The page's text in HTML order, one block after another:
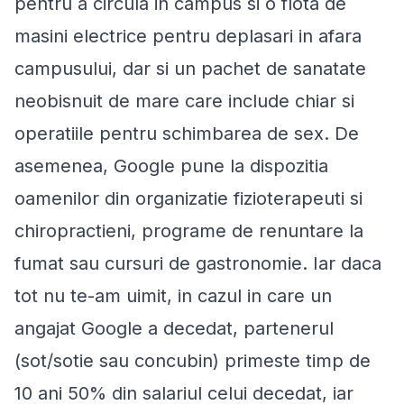
masini electrice pentru deplasari in afara
campusului, dar si un pachet de sanatate
neobisnuit de mare care include chiar si
operatiile pentru schimbarea de sex. De
asemenea, Google pune la dispozitia
oamenilor din organizatie fizioterapeuti si
chiropractieni, programe de renuntare la
fumat sau cursuri de gastronomie. Iar daca
tot nu te-am uimit, in cazul in care un
angajat Google a decedat, partenerul
(sot/sotie sau concubin) primeste timp de
10 ani 50% din salariul celui decedat, iar